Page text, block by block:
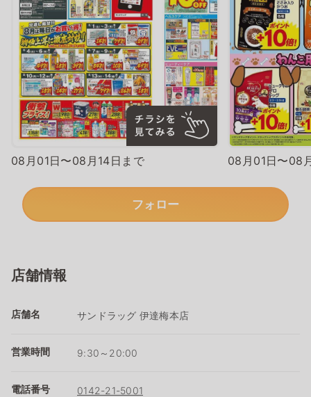
08月01日〜08月14日まで 08月01日〜08
フォロー
店舗情報
店舗名 サンドラッグ 伊達梅本店
営業時間 9:30～20:00
電話番号 0142-21-5001